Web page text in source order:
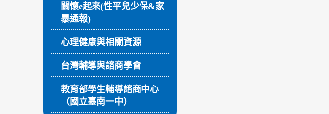
關懷e起來(性平兒少保&家
暴通報)
心理健康與相關資源
台灣輔導與諮商學會
教育部學生輔導諮商中心
（國立臺南一中）